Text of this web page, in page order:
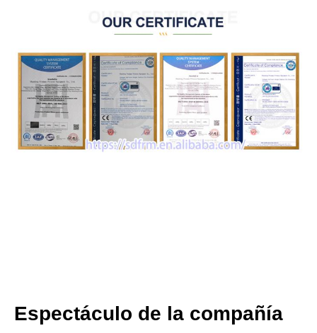
Espectáculo de la compañía